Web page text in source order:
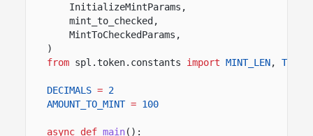
InitializeMintParams,
mint_to_checked,
MintToCheckedParams,
)
from spl.token.constants import MINT_LEN,
DECIMALS = 2
AMOUNT_TO_MINT = 100
async def main():